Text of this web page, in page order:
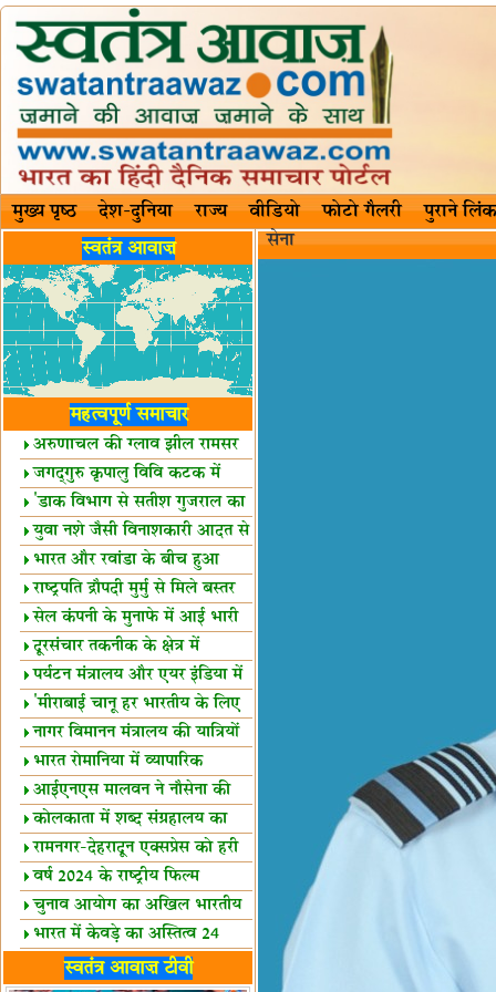
मुख्य पृष्ठ देश-दुनिया राज्य वीडियो फोटो गैलरी पुराने लिंक
स्वतंत्र आवाज़
महत्वपूर्ण समाचार
अरुणाचल की ग्लाव झील रामसर
स्थल घोषित
जगद्गुरु कृपालु विवि कटक में
शैक्षिक सत्र शुरू
'डाक विभाग से सतीश गुजराल का
रिश्ता गहरा'
युवा नशे जैसी विनाशकारी आदत से
दूर रहें-मोदी
भारत और रवांडा के बीच हुआ
व्यापार विस्तार
राष्ट्रपति द्रौपदी मुर्मु से मिले बस्तर
के प्रतिनिधि
सेल कंपनी के मुनाफे में आई भारी
उछाल!
दूरसंचार तकनीक के क्षेत्र में
उत्कृष्टता पुरस्कार
पर्यटन मंत्रालय और एयर इंडिया में
समझौता
'मीराबाई चानू हर भारतीय के लिए
प्रेरणा'
नागर विमानन मंत्रालय की यात्रियों
को सलाह
भारत रोमानिया में व्यापारिक
साझेदारियां
आईएनएस मालवन ने नौसेना की
ताकत बढ़ाई
कोलकाता में शब्द संग्रहालय का
उद्घाटन
रामनगर-देहरादून एक्सप्रेस को हरी
झंडीवर्ष 2024 के राष्ट्रीय फिल्म
पुरस्कारों की घोषणा
चुनाव आयोग का अखिल भारतीय
मीडिया सम्मेलन
भारत में केवड़े का अस्तित्‍व 24
लाख वर्ष!
लखनऊ में 'एक राष्ट्र एक चुनाव'
स्वतंत्र आवाज़ टीवी
सेना